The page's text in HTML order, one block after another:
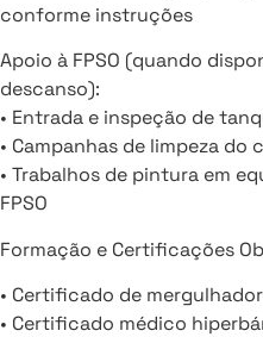
conforme instruções
Apoio à FPSO (quando
descanso):
• Entrada e inspeção de
• Campanhas de limpeza do
• Trabalhos de pintura em
FPSO
Formação e Certificações
• Certificado de
• Certificado médico